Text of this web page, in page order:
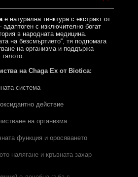
е натурална тинктура с екстракт от
адаптоген с изключително богат
в народната медицина.
на безсмъртието“, тя подпомага
на организма и поддържа
на Chaga Ex от Biotica:
система
действие
на организма
функция и оросяването
налягане и кръвната захар